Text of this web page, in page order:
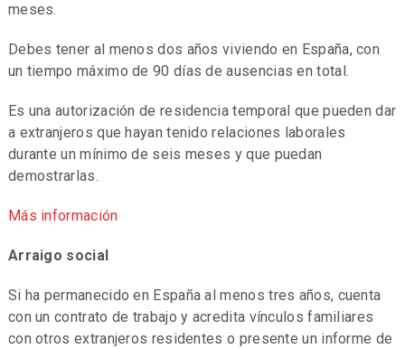
meses.
Debes tener al menos dos años viviendo en España, con
un tiempo máximo de 90 días de ausencias en total.
Es una autorización de residencia temporal que pueden dar
a extranjeros que hayan tenido relaciones laborales
durante un mínimo de seis meses y que puedan
demostrarlas.
Más información
Arraigo social
Si ha permanecido en España al menos tres años, cuenta
con un contrato de trabajo y acredita vínculos familiares
con otros extranjeros residentes o presente un informe de